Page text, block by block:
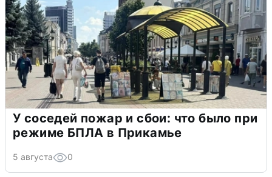
У соседей пожар и сбои: что было при
режиме БПЛА в Прикамье
5 августа 0